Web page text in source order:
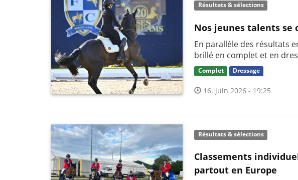
Résultats & sélections
Nos jeunes talents se
En parallèle des résultats
brillé en complet et en
Complet Dressage
16. juin 2026 - 19:25
Résultats & sélections
Classements
partout en Europe